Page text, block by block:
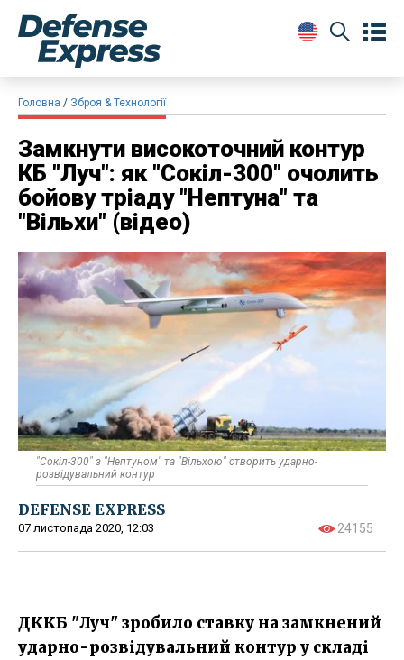
Головна Зброя & Технології
​Замкнути високоточний контур
КБ "Луч": як "Сокіл-300" очолить
бойову тріаду "Нептуна" та
"Вільхи" (відео)
"Сокіл-300" з "Нептуном" та "Вільхою" створить ударно-
розвідувальний контур
DEFENSE EXPRESS
07 листопада 2020, 12:03 24155
ДККБ "Луч" зробило ставку на замкнений
ударно-розвідувальний контур у складі